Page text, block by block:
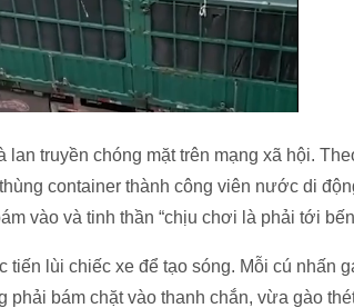
truyền chóng mặt trên mạng xã hội.
container thành công viên nước di
vào và tinh thần “chịu chơi là phải tới
tiến lùi chiếc xe để tạo sóng. Mỗi cú nhấn
bám chặt vào thanh chắn, vừa gào